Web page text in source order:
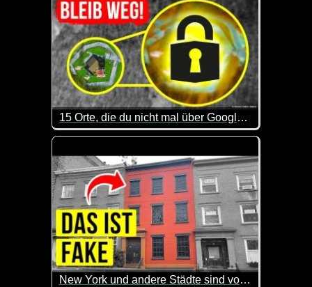
15 Orte, die du nicht mal über Google Maps erkunden kannst
Sehr interessant, welche geheimen bzw. hoch
New York und andere Städte sind voll mit fake Häusern, das ist der Grund